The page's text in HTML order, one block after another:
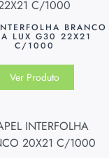
BRANCO
LUX G30 22X21
C/1000
Ver Produto